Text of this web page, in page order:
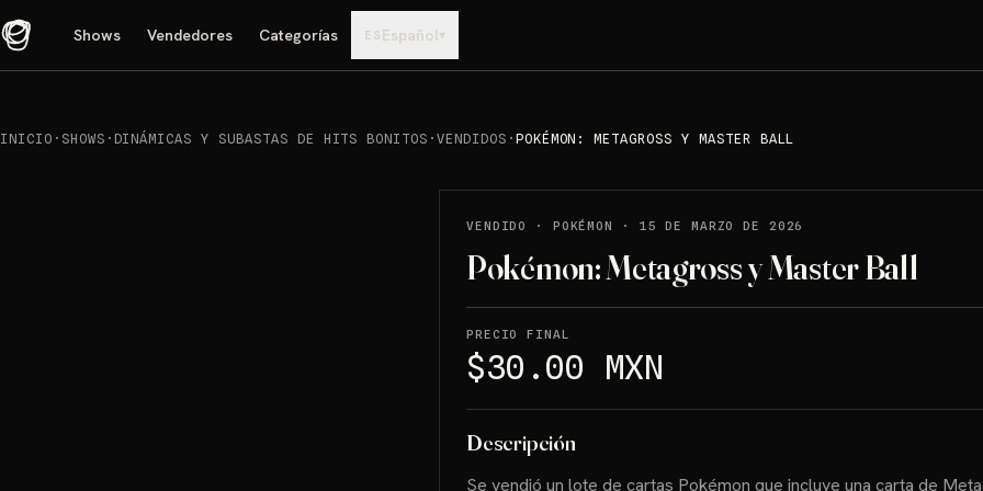
Shows Vendedores Categorías ES Español▾
INICIO · SHOWS · DINÁMICAS Y SUBASTAS DE HITS BONITOS ·VENDIDOS · POKÉMON: METAGROSS Y MASTER BALL
VENDIDO · POKÉMON · 15 DE MARZO DE 2026
Pokémon: Metagross y Master Ball
PRECIO FINAL
$30.00 MXN
Descripción
Se vendió un lote de cartas Pokémon que incluye una carta de